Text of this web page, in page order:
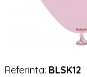
Referinta: BLSK12